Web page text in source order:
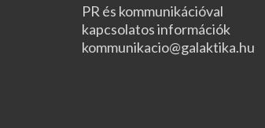
PR és kommunikációval
kapcsolatos információk
kommunikacio@galaktika.hu